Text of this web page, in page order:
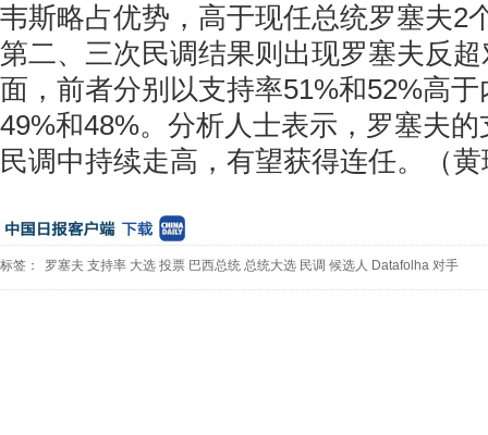
韦斯略占优势，高于现任总统罗塞夫2
第二、三次民调结果则出现罗塞夫反
面，前者分别以支持率51%和52%高
49%和48%。分析人士表示，罗塞夫
民调中持续走高，有望获得连任。（
标签： 罗塞夫 支持率 大选 投票 巴西总统 总统大选 民调 候选人 Datafolha 对手